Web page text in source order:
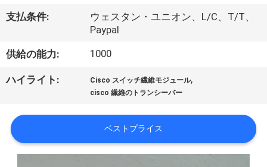
に
つ
い
工
支払条件:
ウェスタン・ユニオン、L/C、T/T、
Paypal
供給の能力: 1000
ハイライト: Cisco スイッチ繊維モジュール,
cisco 繊維のトランシーバー
ベストプライス